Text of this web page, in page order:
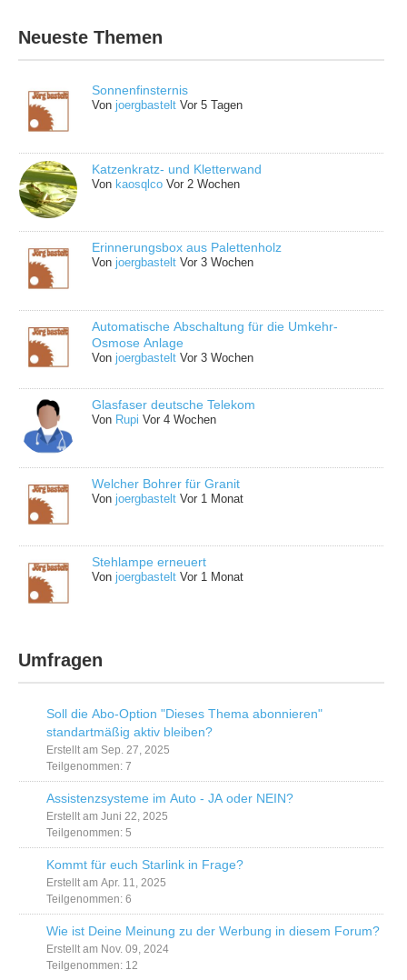
Neueste Themen
Sonnenfinsternis
Vonjoergbastelt Vor 5 Tagen
Katzenkratz- und Kletterwand
Vonkaosqlco Vor 2 Wochen
Erinnerungsbox aus Palettenholz
Vonjoergbastelt Vor 3 Wochen
Automatische Abschaltung für die Umkehr-
Osmose Anlage
Vonjoergbastelt Vor 3 Wochen
Glasfaser deutsche Telekom
Von Rupi Vor 4 Wochen
Welcher Bohrer für Granit
Vonjoergbastelt Vor 1 Monat
Stehlampe erneuert
Vonjoergbastelt Vor 1 Monat
Umfragen
Soll die Abo-Option "Dieses Thema abonnieren"
standartmäßig aktiv bleiben?
Erstellt am Sep. 27, 2025
Teilgenommen: 7
Assistenzsysteme im Auto - JA oder NEIN?
Erstellt am Juni 22, 2025
Teilgenommen: 5
Kommt für euch Starlink in Frage?
Erstellt am Apr. 11, 2025
Teilgenommen: 6
Wie ist Deine Meinung zu der Werbung in diesem Forum?
Erstellt am Nov. 09, 2024
Teilgenommen: 12